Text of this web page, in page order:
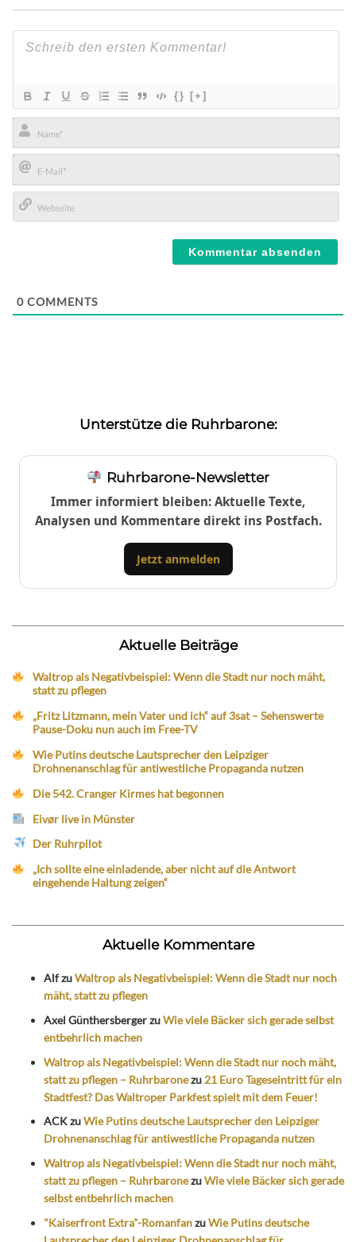
{} [+]
Name*
E-
Mail*
0 COMMENTS
Unterstütze die Ruhrbarone:
Ruhrbarone-Newsletter
Immer informiert bleiben: Aktuelle Texte,
Analysen und Kommentare direkt ins Postfach.
Jetzt anmelden
Aktuelle Beiträge
Waltrop als Negativbeispiel: Wenn die Stadt nur noch mäht,
statt zu pflegen
„Fritz Litzmann, mein Vater und ich“ auf 3sat – Sehenswerte
Pause-Doku nun auch im Free-TV
Wie Putins deutsche Lautsprecher den Leipziger
Drohnenanschlag für antiwestliche Propaganda nutzen
Die 542. Cranger Kirmes hat begonnen
Eivør live in Münster
Der Ruhrpilot
„Ich sollte eine einladende, aber nicht auf die Antwort
eingehende Haltung zeigen“
Aktuelle Kommentare
AlfzuWaltrop als Negativbeispiel: Wenn die Stadt nur noch
mäht, statt zu pflegen
Axel GünthersbergerzuWie viele Bäcker sich gerade selbst
entbehrlich machen
Waltrop als Negativbeispiel: Wenn die Stadt nur noch mäht,
statt zu pflegen – Ruhrbaronezu 21 Euro Tageseintritt für ein
Stadtfest? Das Waltroper Parkfest spielt mit dem Feuer!
ACKzuWie Putins deutsche Lautsprecher den Leipziger
Drohnenanschlag für antiwestliche Propaganda nutzen
Waltrop als Negativbeispiel: Wenn die Stadt nur noch mäht,
statt zu pflegen – RuhrbaronezuWie viele Bäcker sich gerade
selbst entbehrlich machen
"Kaiserfront Extra"-RomanfanzuWie Putins deutsche